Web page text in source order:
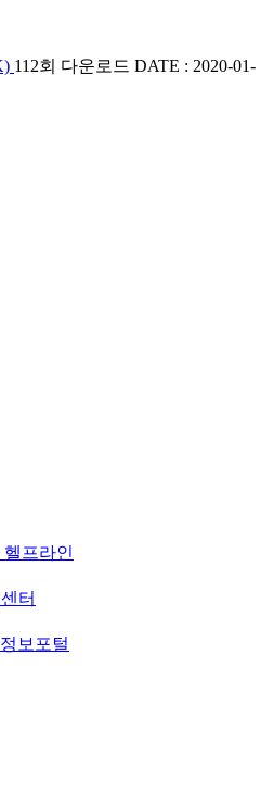
112회 다운로드 DATE : 2020-01-
프라인
터
보포털